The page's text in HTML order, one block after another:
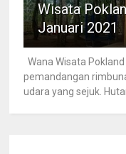
Wisata
Januari 2021
Wana Wisata
pemandangan
udara yang sejuk.